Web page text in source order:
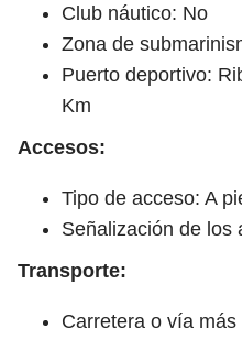
Club náutico: No
Zona de
Puerto deportivo:
Km
Accesos:
Tipo de acceso: A
Señalización de los
Transporte:
Carretera o vía más